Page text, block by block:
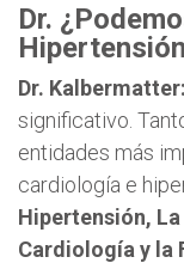
Dr.
Dr. Kalbermatter:
significativo.
entidades más
cardiología e
Hipertensión,
Cardiología y la